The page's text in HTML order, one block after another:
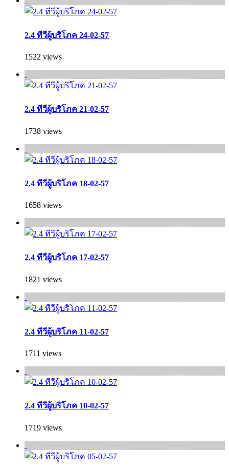
2.4 ทีวีผู้บริโภค 24-02-57
1522 views
2.4 ทีวีผู้บริโภค 21-02-57
1738 views
2.4 ทีวีผู้บริโภค 18-02-57
1658 views
2.4 ทีวีผู้บริโภค 17-02-57
1821 views
2.4 ทีวีผู้บริโภค 11-02-57
1711 views
2.4 ทีวีผู้บริโภค 10-02-57
1719 views